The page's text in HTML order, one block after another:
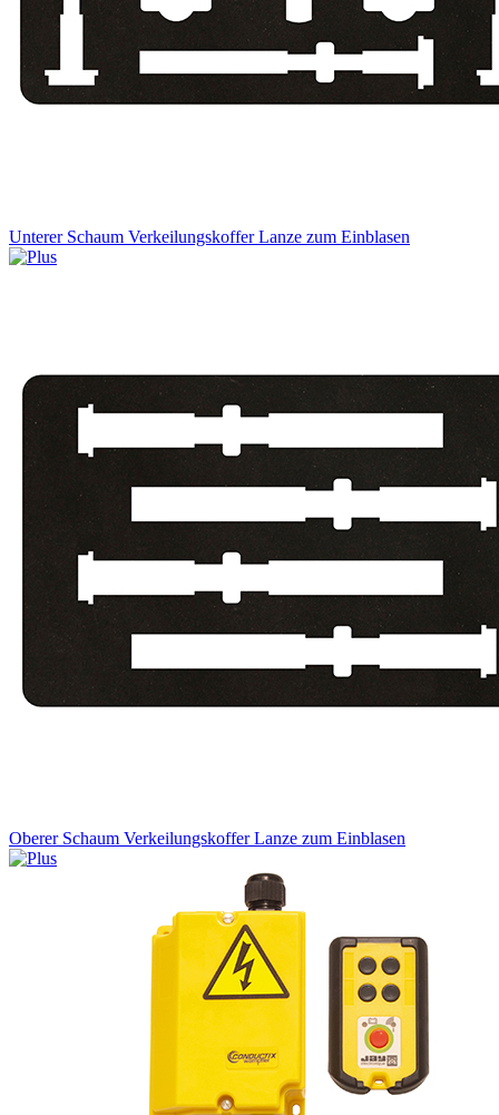
Unterer Schaum Verkeilungskoffer Lanze zum Einblasen
Oberer Schaum Verkeilungskoffer Lanze zum Einblasen